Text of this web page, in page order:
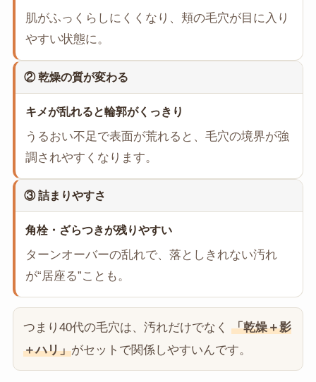
肌がふっくらしにくくなり、頬の毛穴が目に入り
やすい状態に。
② 乾燥の質が変わる
キメが乱れると輪郭がくっきり
うるおい不足で表面が荒れると、毛穴の境界が強
調されやすくなります。
③ 詰まりやすさ
角栓・ざらつきが残りやすい
ターンオーバーの乱れで、落としきれない汚れ
が“居座る”ことも。
つまり40代の毛穴は、汚れだけでなく 「乾燥＋影
＋ハリ」がセットで関係しやすいんです。